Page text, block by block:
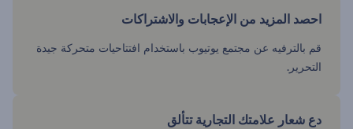
احصد المزيد من الإعجابات والاشتراكات
قم بالترفيه عن مجتمع يوتيوب باستخدام افتتاحيات متحركة جيدة
التحرير.
دع شعار علامتك التجارية تتألق